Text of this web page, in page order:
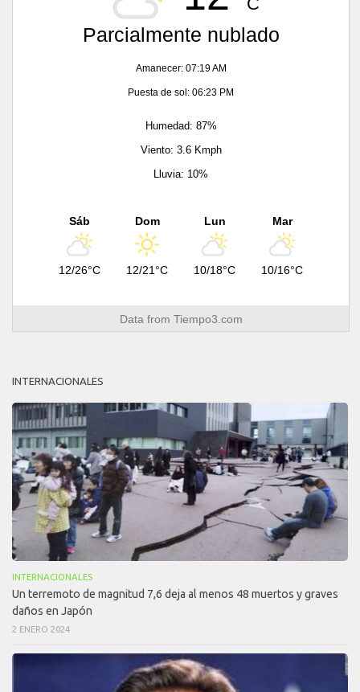
Parcialmente nublado
Amanecer: 07:19 AM
Puesta de sol: 06:23 PM
Humedad: 87%
Viento: 3.6 Kmph
Lluvia: 10%
Sáb
12/26°C
Dom
12/21°C
Lun
10/18°C
Mar
10/16°C
Data from Tiempo3.com
INTERNACIONALES
INTERNACIONALES
Un terremoto de magnitud 7,6 deja al menos 48 muertos y graves
daños en Japón
2 ENERO 2024